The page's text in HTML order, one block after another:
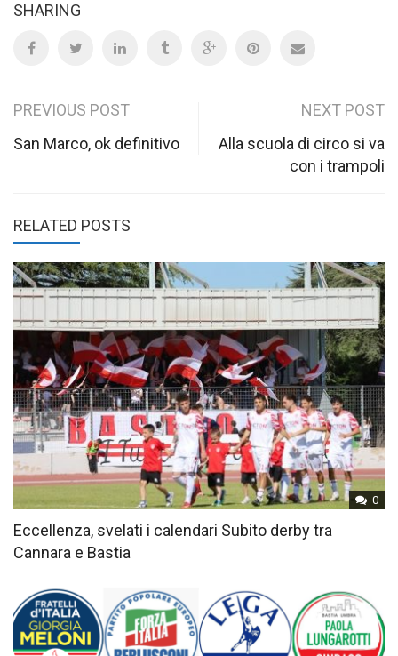
SHARING
Post
navigation
PREVIOUS POST
San Marco, ok definitivo
NEXT POST
Alla scuola di circo si va
con i trampoli
RELATED POSTS
0
Eccellenza, svelati i calendari Subito derby tra
Cannara e Bastia